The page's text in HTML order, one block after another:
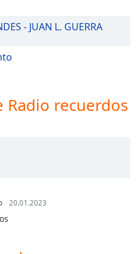
- JUAN L. GUERRA
Radio recuerdos
20.01.2023